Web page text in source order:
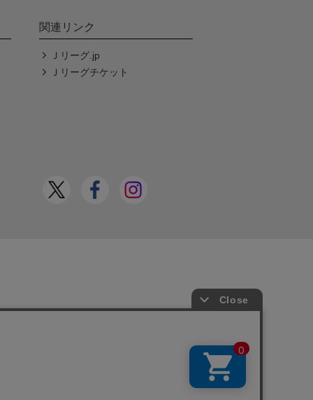
関連リンク
Ｊリーグ.jp
Ｊリーグチケット